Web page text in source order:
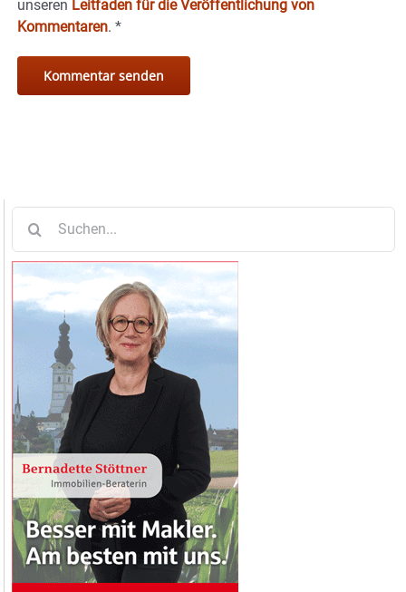
unseren Leitfaden für die Veröffentlichung von
Kommentaren. *
nach: